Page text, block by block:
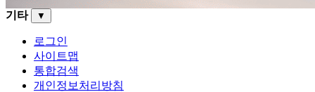
기타 ▼
로그인
사이트맵
통합검색
개인정보처리방침